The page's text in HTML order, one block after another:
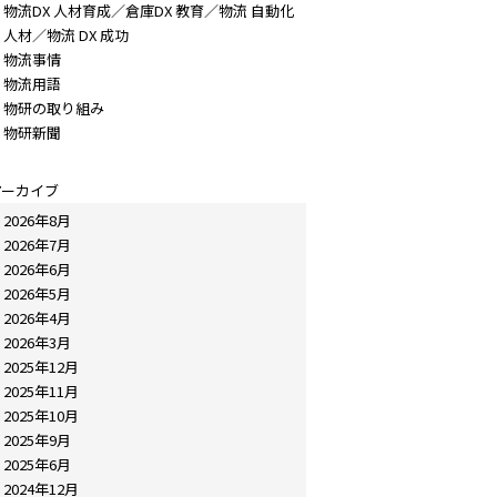
物流DX 人材育成／倉庫DX 教育／物流 自動化
人材／物流 DX 成功
物流事情
物流用語
物研の取り組み
物研新聞
カイブ
2026年8月
2026年7月
2026年6月
2026年5月
2026年4月
2026年3月
2025年12月
2025年11月
2025年10月
2025年9月
2025年6月
2024年12月